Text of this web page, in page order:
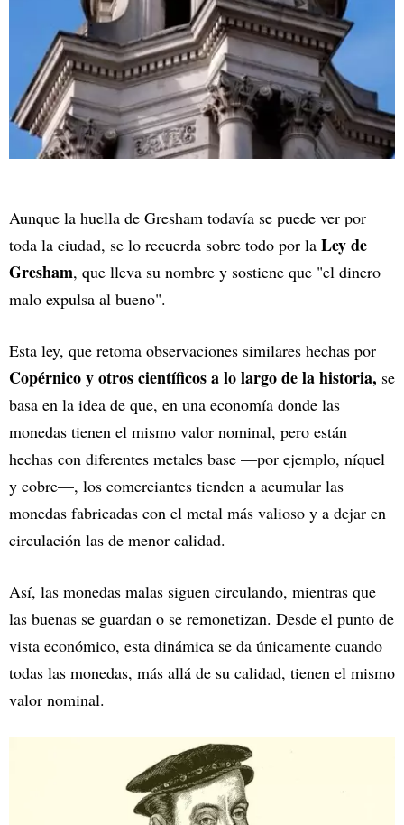
Aunque la huella de Gresham todavía se puede ver por
toda la ciudad, se lo recuerda sobre todo por la Ley de
Gresham, que lleva su nombre y sostiene que "el dinero
malo expulsa al bueno".
Esta ley, que retoma observaciones similares hechas por
Copérnico y otros científicos a lo largo de la historia, se
basa en la idea de que, en una economía donde las
monedas tienen el mismo valor nominal, pero están
hechas con diferentes metales base —por ejemplo, níquel
y cobre—, los comerciantes tienden a acumular las
monedas fabricadas con el metal más valioso y a dejar en
circulación las de menor calidad.
Así, las monedas malas siguen circulando, mientras que
las buenas se guardan o se remonetizan. Desde el punto de
vista económico, esta dinámica se da únicamente cuando
todas las monedas, más allá de su calidad, tienen el mismo
valor nominal.